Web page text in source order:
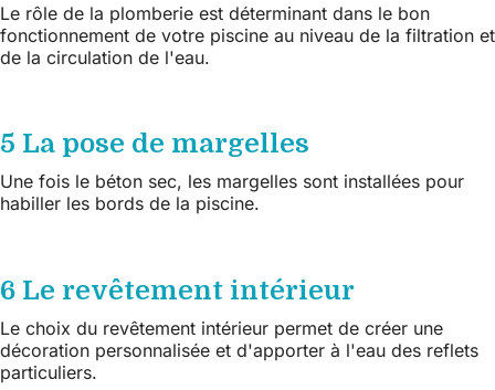
Le rôle de la plomberie est déterminant dans le bon
fonctionnement de votre piscine au niveau de la filtration et
de la circulation de l'eau.
5 La pose de margelles
Une fois le béton sec, les margelles sont installées pour
habiller les bords de la piscine.
6 Le revêtement intérieur
Le choix du revêtement intérieur permet de créer une
décoration personnalisée et d'apporter à l'eau des reflets
particuliers.